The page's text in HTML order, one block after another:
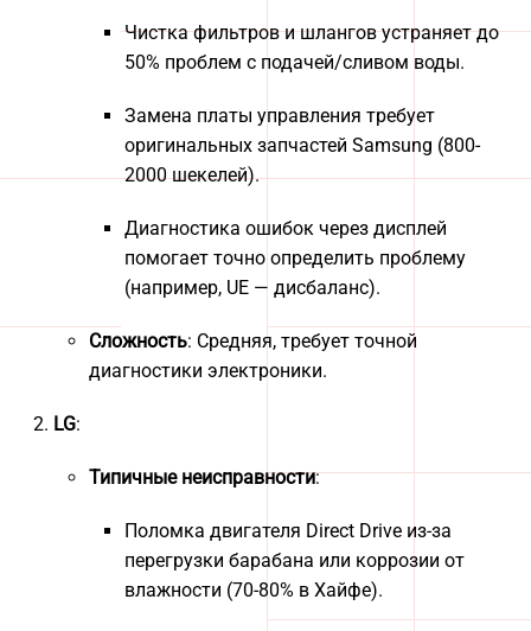
Чистка фильтров и шлангов устраняет до
50% проблем с подачей/сливом воды.
Замена платы управления требует
оригинальных запчастей Samsung (800-
2000 шекелей).
Диагностика ошибок через дисплей
помогает точно определить проблему
(например, UE — дисбаланс).
Сложность: Средняя, требует точной
диагностики электроники.
LG:
Типичные неисправности:
Поломка двигателя Direct Drive из-за
перегрузки барабана или коррозии от
влажности (70-80% в Хайфе).